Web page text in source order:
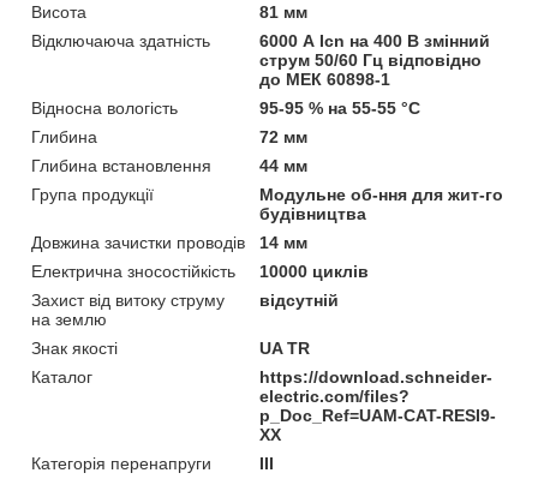
Висота
81 мм
Відключаюча здатність
6000 А Icn на 400 В змінний
струм 50/60 Гц відповідно
до МЕК 60898-1
Відносна вологість
95-95 % на 55-55 °C
Глибина
72 мм
Глибина встановлення
44 мм
Група продукції
Модульне об-ння для жит-го
будівництва
Довжина зачистки проводів
14 мм
Електрична зносостійкість
10000 циклів
Захист від витоку струму
на землю
відсутній
Знак якості
UA TR
Каталог
https://download.schneider-
electric.com/files?
p_Doc_Ref=UAM-CAT-RESI9-
XX
Категорія перенапруги
ІІІ